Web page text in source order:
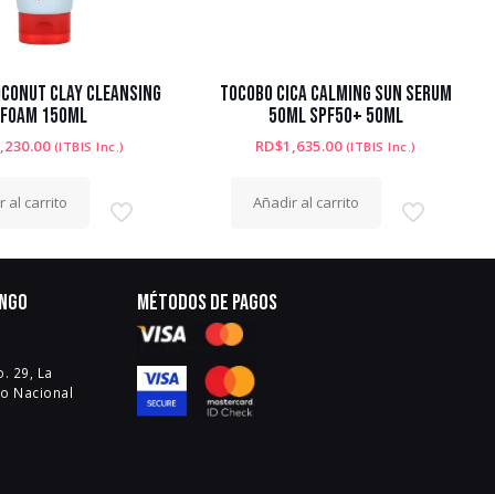
CLAY CLEANSING
FOAM 150ML
(ITBIS Inc.)
al carrito
TOCOBO CICA CALMING SUN SERUM
50ML SPF50+ 50ML
RD$1,635.00 (ITBIS Inc.)
Añadir al carrito
29, La
Nacional
Métodos de pagos